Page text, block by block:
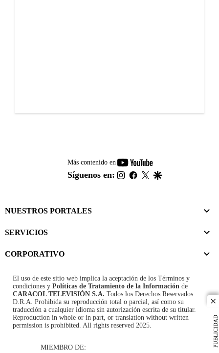
PUBLICIDAD
Más contenido en
youtube-
footer
Síguenos en: instagram
facebook
twitter
NUESTROS PORTALES
SERVICIOS
CORPORATIVO
El uso de este sitio web implica la aceptación de los Términos y
condiciones y Políticas de Tratamiento de la Información de
CARACOL TELEVISIÓN S.A. Todos los Derechos Reservados
D.R.A. Prohibida su reproducción total o parcial, así como su
traducción a cualquier idioma sin autorización escrita de su titular.
Reproduction in whole or in part, or translation without written
permission is prohibited. All rights reserved 2025.
MIEMBRO DE: